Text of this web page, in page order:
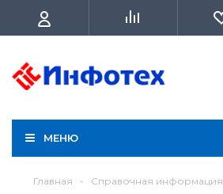
МЕНЮ
Главная - Справочная информация